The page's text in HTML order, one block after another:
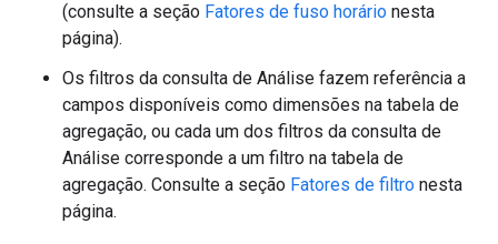
(consulte a seção Fatores de fuso horário nesta
página).
Os filtros da consulta de Análise fazem referência a
campos disponíveis como dimensões na tabela de
agregação, ou cada um dos filtros da consulta de
Análise corresponde a um filtro na tabela de
agregação. Consulte a seção Fatores de filtro nesta
página.